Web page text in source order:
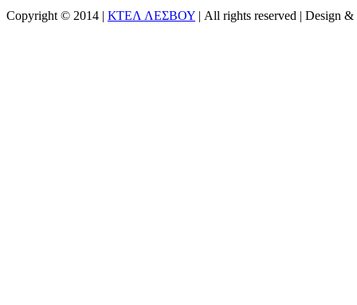
Copyright © 2014 | ΚΤΕΛ ΛΕΣΒΟΥ | All rights reserved | Design &